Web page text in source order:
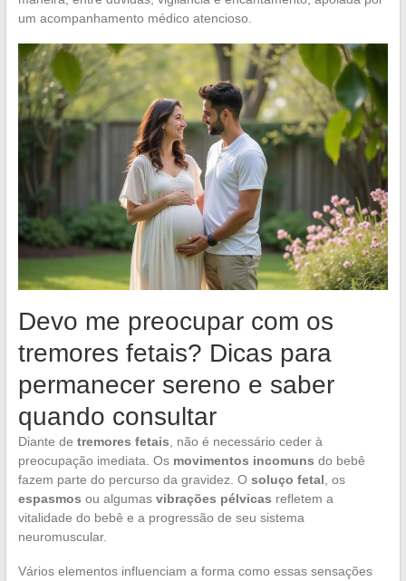
um acompanhamento médico atencioso.
Devo me preocupar com os
tremores fetais? Dicas para
permanecer sereno e saber
quando consultar
Diante de tremores fetais , não é necessário ceder à
preocupação imediata. Os movimentos incomuns do bebê
fazem parte do percurso da gravidez. O soluço fetal , os
espasmos ou algumas vibrações pélvicas refletem a
vitalidade do bebê e a progressão de seu sistema
neuromuscular.
Vários elementos influenciam a forma como essas sensações